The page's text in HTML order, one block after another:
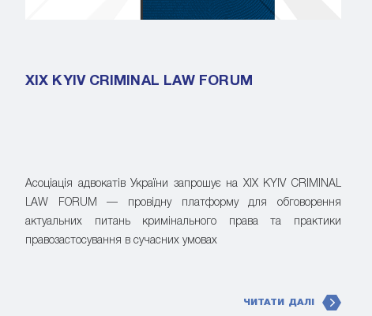
XIX KYIV CRIMINAL LAW FORUM
Асоціація адвокатів України запрошує на XIX KYIV CRIMINAL
LAW FORUM — провідну платформу для обговорення
актуальних питань кримінального права та практики
правозастосування в сучасних умовах
ЧИТАТИ ДАЛІ